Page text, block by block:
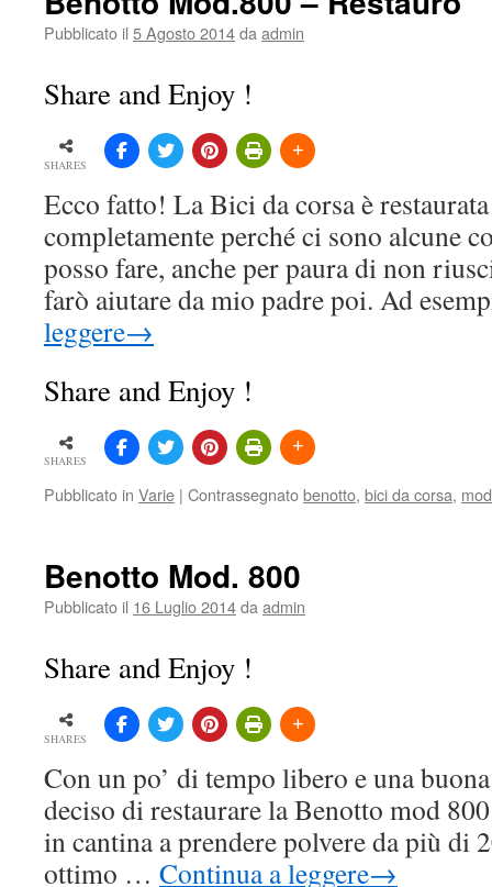
Pubblicato il 5 Agosto 2014da admin
Share and Enjoy !
SHARES
Ecco fatto! La Bici da corsa è
completamente perché ci sono alcune
posso fare, anche per paura di non
farò aiutare da mio padre poi. Ad
leggere→
Share and Enjoy !
SHARES
Pubblicato in Varie | Contrassegnatobenotto, bici da corsa,
Benotto Mod. 800
Pubblicato il 16 Luglio 2014da admin
Share and Enjoy !
SHARES
Con un po’ di tempo libero e una
deciso di restaurare la Benotto mod
in cantina a prendere polvere da più di
ottimo … Continua a leggere→